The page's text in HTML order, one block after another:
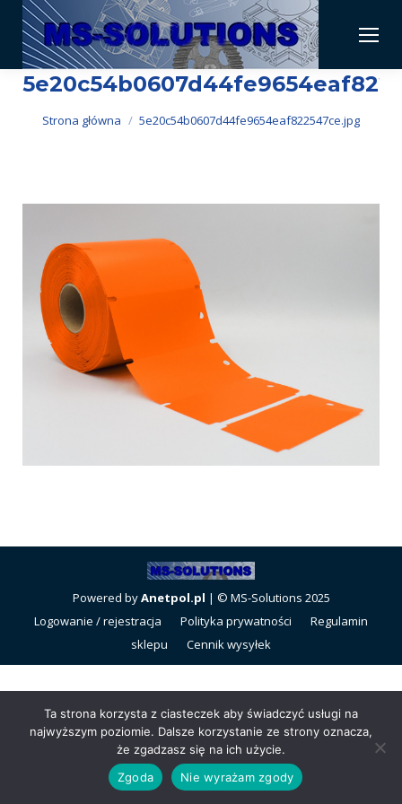
Jesteś tutaj:
Strona główna 5e20c54b0607d44fe9654eaf822547ce.jpg
Powered byAnetpol.pl | © MS-Solutions 2025
Logowanie / rejestracja
Polityka prywatności
Regulamin
sklepu
Cennik wysyłek
Ta strona korzysta z ciasteczek aby świadczyć usługi na
najwyższym poziomie. Dalsze korzystanie ze strony oznacza,
że zgadzasz się na ich użycie.
Zgoda
Nie wyrażam zgody